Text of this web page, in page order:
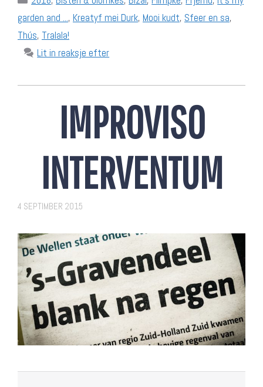
garden and ..., Kreatyf mei Durk, Mooi kudt, Sfeer en sa,
Thús, Tralala!
Lit in reaksje efter
IMPROVISO
INTERVENTUM
4 SEPTIMBER 2015